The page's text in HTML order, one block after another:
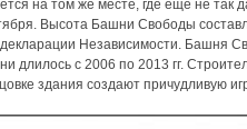
на том же месте, где еще не
Высота Башни Свободы
Независимости. Башня
длилось с 2006 по 2013 гг.
здания создают причудливую